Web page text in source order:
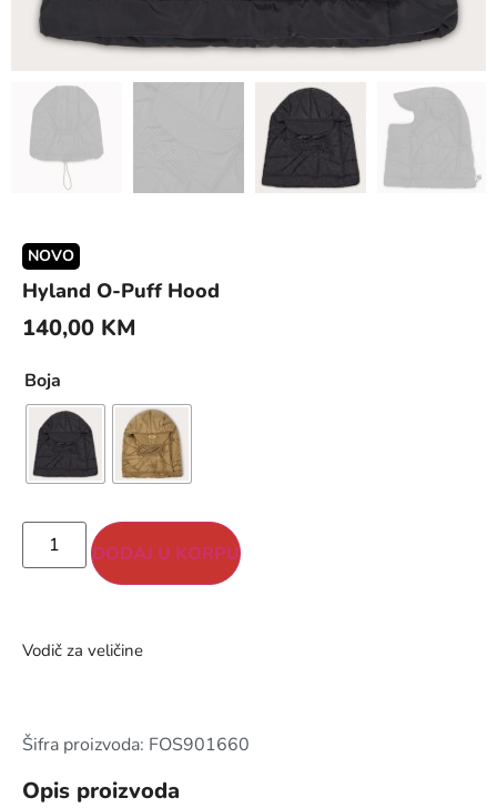
NOVO
Hyland O-Puff Hood
140,00 KM
Boja
DODAJ U KORPU
Vodič za veličine
Šifra proizvoda: FOS901660
Opis proizvoda